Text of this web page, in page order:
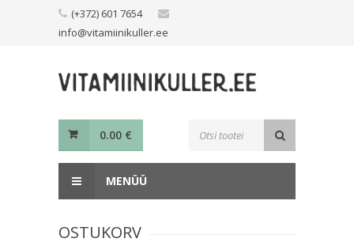
(+372) 601 7654
info@vitamiinikuller.ee
0.00 €
MENÜÜ
OSTUKORV